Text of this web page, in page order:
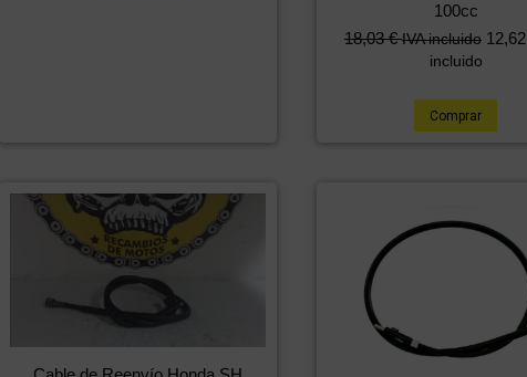
100cc
18,03€ IVA incluido 12,62
incluido
Comprar